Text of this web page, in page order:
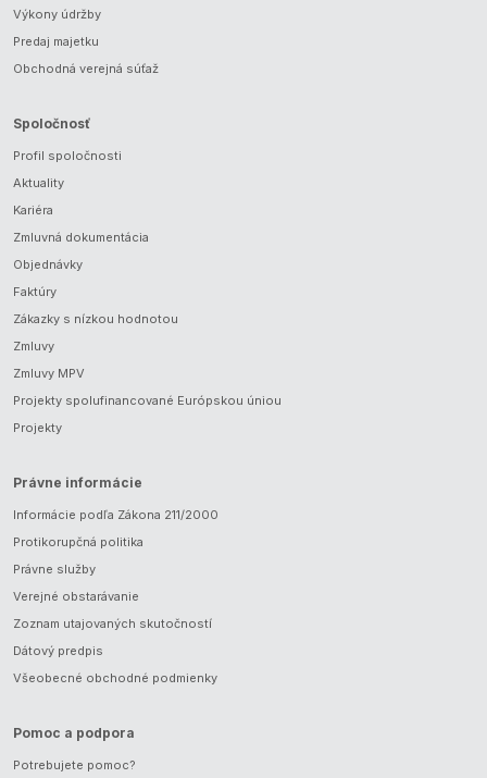
Výkony údržby
Predaj majetku
Obchodná verejná súťaž
Spoločnosť
Profil spoločnosti
Aktuality
Kariéra
Zmluvná dokumentácia
Objednávky
Faktúry
Zákazky s nízkou hodnotou
Zmluvy
Zmluvy MPV
Projekty spolufinancované Európskou úniou
Projekty
Právne informácie
Informácie podľa Zákona 211/2000
Protikorupčná politika
Právne služby
Verejné obstarávanie
Zoznam utajovaných skutočností
Dátový predpis
Všeobecné obchodné podmienky
Pomoc a podpora
Potrebujete pomoc?